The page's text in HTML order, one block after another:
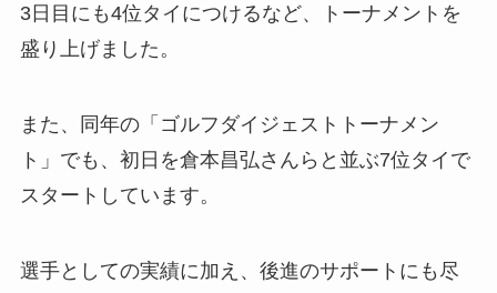
3日目にも4位タイにつけるなど、トーナメントを
盛り上げました。
また、同年の「ゴルフダイジェストトーナメン
ト」でも、初日を倉本昌弘さんらと並ぶ7位タイで
スタートしています。
選手としての実績に加え、後進のサポートにも尽